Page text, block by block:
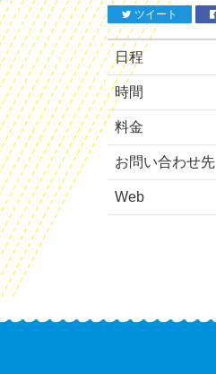
ツイート
日程
時間
料金
お問い合わせ先
Web